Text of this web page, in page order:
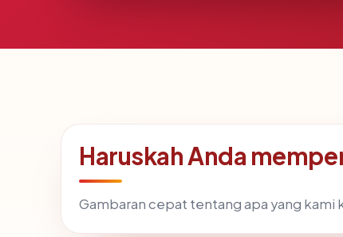
Haruskah Anda
Gambaran cepat tentang apa yang kami